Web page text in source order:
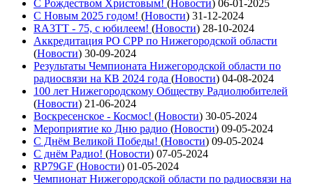
С Рождеством Христовым! (Новости) 06-01-2025
С Новым 2025 годом! (Новости) 31-12-2024
RA3TT - 75, с юбилеем! (Новости) 28-10-2024
Аккредитация РО СРР по Нижегородской области
(Новости) 30-09-2024
Результаты Чемпионата Нижегородской области по
радиосвязи на КВ 2024 года (Новости) 04-08-2024
100 лет Нижегородскому Обществу Радиолюбителей
(Новости) 21-06-2024
Воскресенское - Космос! (Новости) 30-05-2024
Мероприятие ко Дню радио (Новости) 09-05-2024
С Днём Великой Победы! (Новости) 09-05-2024
С днём Радио! (Новости) 07-05-2024
RP79GF (Новости) 01-05-2024
Чемпионат Нижегородской области по радиосвязи на